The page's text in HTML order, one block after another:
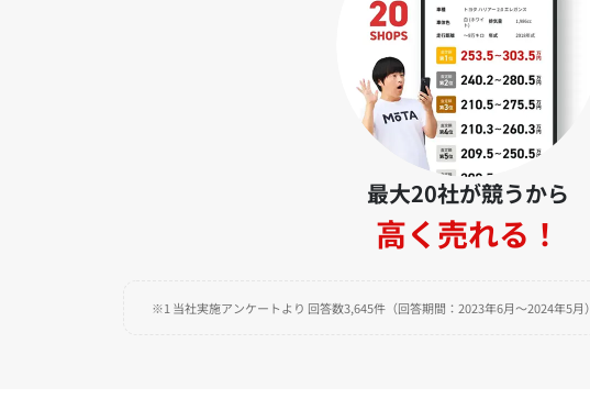
最大20社が競うから
高く売れる！
※1 当社実施アンケートより 回答数3,645件（回答期間：2023年6月～2024年5月）